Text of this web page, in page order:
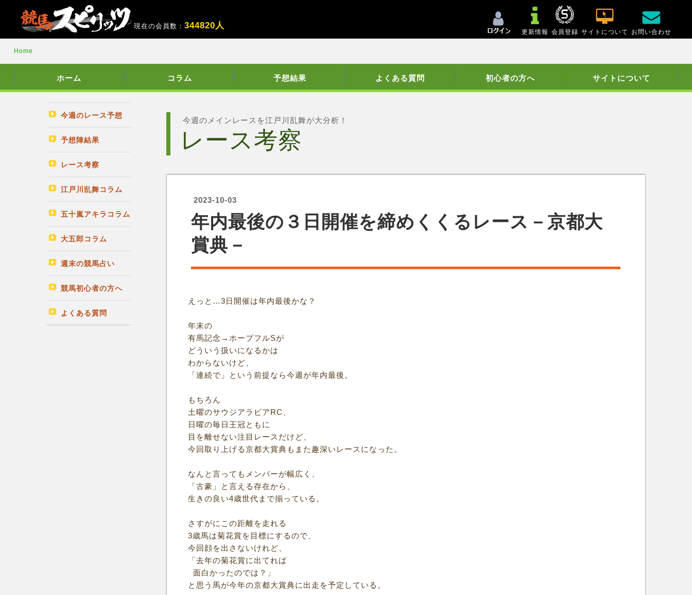
現在の会員数：344820人
更新情報 会員登録 サイトについて お問い合わせ
Home
ホーム コラム 予想結果 よくある質問 初心者の方へ サイトについて
今週のレース予想
予想陣結果
レース考察
江戸川乱舞コラム
五十嵐アキラコラム
大五郎コラム
週末の競馬占い
競馬初心者の方へ
よくある質問
今週のメインレースを江戸川乱舞が大分析！
レース考察
2023-10-03
年内最後の３日開催を締めくくるレース－京都大
賞典－
えっと…3日開催は年内最後かな？
年末の
有馬記念→ホープフルSが
どういう扱いになるかは
わからないけど、
「連続で」という前提なら今週が年内最後。
もちろん
土曜のサウジアラビアRC、
日曜の毎日王冠ともに
目を離せない注目レースだけど、
今回取り上げる京都大賞典もまた趣深いレースになった。
なんと言ってもメンバーが幅広く、
「古豪」と言える存在から、
生きの良い4歳世代まで揃っている。
さすがにこの距離を走れる
3歳馬は菊花賞を目標にするので、
今回顔を出さないけれど、
「去年の菊花賞に出てれば
面白かったのでは？」
と思う馬が今年の京都大賞典に出走を予定している。